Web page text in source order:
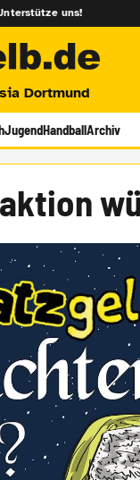
uns!
Dortmund
JugendHandballArchiv